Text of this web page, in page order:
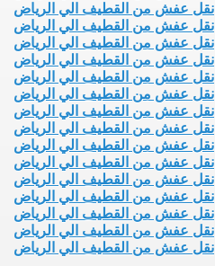
نقل عفش من القطيف الي الرياض
نقل عفش من القطيف الي الرياض
نقل عفش من القطيف الي الرياض
نقل عفش من القطيف الي الرياض
نقل عفش من القطيف الي الرياض
نقل عفش من القطيف الي الرياض
نقل عفش من القطيف الي الرياض
نقل عفش من القطيف الي الرياض
نقل عفش من القطيف الي الرياض
نقل عفش من القطيف الي الرياض
نقل عفش من القطيف الي الرياض
نقل عفش من القطيف الي الرياض
نقل عفش من القطيف الي الرياض
نقل عفش من القطيف الي الرياض
نقل عفش من القطيف الي الرياض